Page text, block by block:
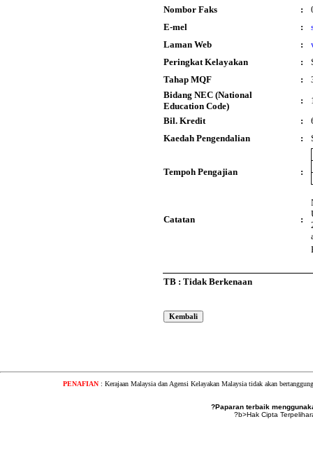
Nombor Faks
:
E-mel
:
Laman Web
:
Peringkat Kelayakan
:
Tahap MQF
:
Bidang NEC (National
Education Code)
:
Bil. Kredit
:
Kaedah Pengendalian
:
Tempoh Pengajian :
Catatan :
TB : Tidak Berkenaan
PENAFIAN : Kerajaan Malaysia dan Agensi Kelayakan Malaysia tidak akan
?Paparan terbaik
?b>Hak Cipta